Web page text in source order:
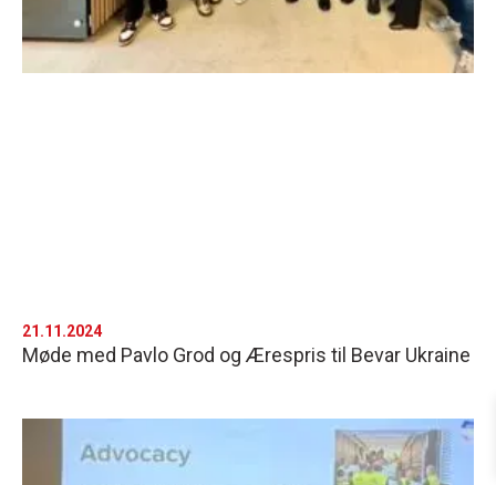
Møde med Pavlo Grod og Ærespris til Bevar Ukraine
21.11.2024